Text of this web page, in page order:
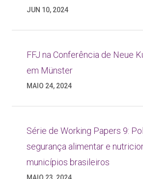
JUN 10, 2024
FFJ na Conferência de Neue
em Münster
MAIO 24, 2024
Série de Working Papers 9:
segurança alimentar e
municípios brasileiros